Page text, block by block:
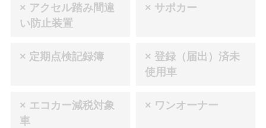
× アクセル踏み間違
い防止装置
× サポカー
× 定期点検記録簿
× 登録（届出）済未
使用車
× エコカー減税対象
車
× ワンオーナー